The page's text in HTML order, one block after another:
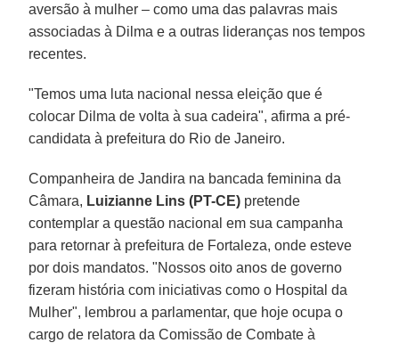
aversão à mulher – como uma das palavras mais
associadas à Dilma e a outras lideranças nos tempos
recentes.
"Temos uma luta nacional nessa eleição que é
colocar Dilma de volta à sua cadeira", afirma a pré-
candidata à prefeitura do Rio de Janeiro.
Companheira de Jandira na bancada feminina da
Câmara, Luizianne Lins (PT-CE) pretende
contemplar a questão nacional em sua campanha
para retornar à prefeitura de Fortaleza, onde esteve
por dois mandatos. "Nossos oito anos de governo
fizeram história com iniciativas como o Hospital da
Mulher", lembrou a parlamentar, que hoje ocupa o
cargo de relatora da Comissão de Combate à